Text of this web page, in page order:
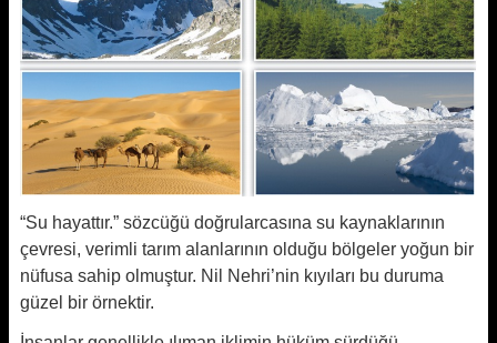
“Su hayattır.” sözcüğü doğrularcasına su kaynaklarının
çevresi, verimli tarım alanlarının olduğu bölgeler yoğun bir
nüfusa sahip olmuştur. Nil Nehri’nin kıyıları bu duruma
güzel bir örnektir.